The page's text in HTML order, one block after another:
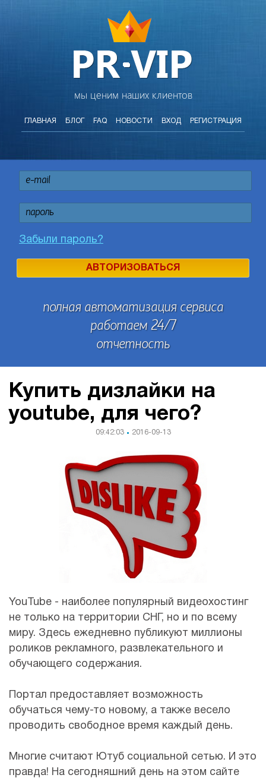
мы ценим наших клиентов
ГЛАВНАЯ БЛОГ FAQ НОВОСТИ ВХОД РЕГИСТРАЦИЯ
Забыли пароль?
АВТОРИЗОВАТЬСЯ
полная автоматизация сервиса
работаем 24/7
отчетность
Купить дизлайки на
youtube, для чего?
09:42:03 2016-09-13
YouTube - наиболее популярный видеохостинг
не только на территории СНГ, но и по всему
миру. Здесь ежедневно публикуют миллионы
роликов рекламного, развлекательного и
обучающего содержания.
Портал предоставляет возможность
обучаться чему-то новому, а также весело
проводить свободное время каждый день.
Многие считают Ютуб социальной сетью. И это
правда! На сегодняшний день на этом сайте